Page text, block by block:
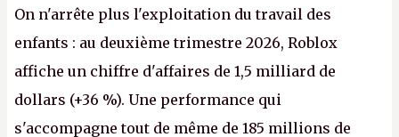
On n'arrête plus l'exploitation du travail des
enfants : au deuxième trimestre 2026, Roblox
affiche un chiffre d'affaires de 1,5 milliard de
dollars (+36 %). Une performance qui
s'accompagne tout de même de 185 millions de